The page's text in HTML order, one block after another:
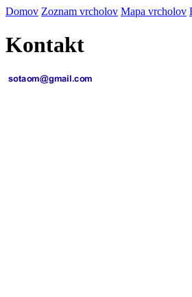
Domov Zoznam vrcholov Mapa vrcholov
Kontakt